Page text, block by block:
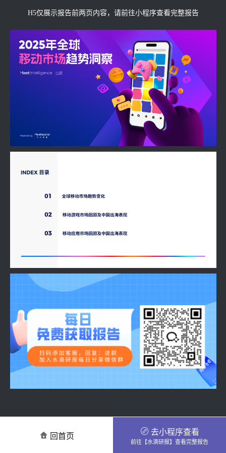
H5仅展示报告前两页内容，请前往小程序查看完整报告
回首页 去小程序查看
前往【水滴研报】查看完整报告